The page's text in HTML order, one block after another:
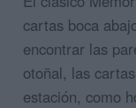
cartas boca
encontrar las
otoñal, las
estación, como